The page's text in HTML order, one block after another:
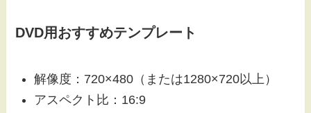
DVD用おすすめテンプレート
解像度：720×480（または1280×720以上）
アスペクト比：16:9